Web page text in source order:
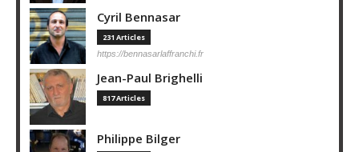
Cyril Bennasar
231 Articles
https://bennasarlaffranchi.fr
Jean-Paul Brighelli
817 Articles
Philippe Bilger